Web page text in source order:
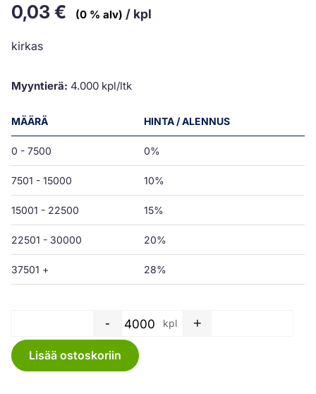
0,03€ (0 % alv) / kpl
kirkas
Myyntierä: 4.000 kpl/ltk
MÄÄRÄ HINTA / ALENNUS
0 - 7500 0%
7501 - 15000 10%
15001 - 22500 15%
22501 - 30000 20%
37501 + 28%
Sivusaumapussi Blokissa -
- kpl +
Lisää ostoskoriin